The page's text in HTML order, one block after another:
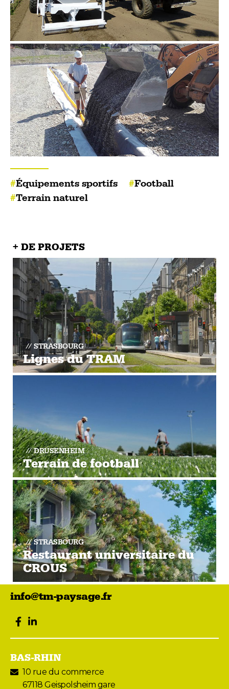
Équipements sportifs
Football
Terrain naturel
+ DE PROJETS
STRASBOURG
Lignes du TRAM
DRUSENHEIM
Terrain de football
STRASBOURG
Restaurant universitaire du
CROUS
info@tm-paysage.fr
facebook
LinkedIn
BAS-RHIN
10 rue du commerce
67118 Geispolsheim gare